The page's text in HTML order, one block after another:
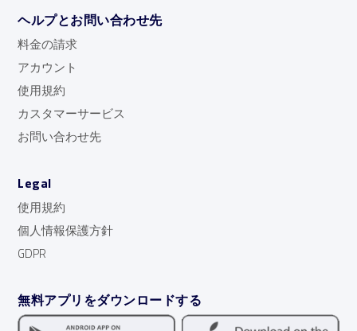
ヘルプとお問い合わせ先
料金の請求
アカウント
使用規約
カスタマーサービス
お問い合わせ先
Legal
使用規約
個人情報保護方針
GDPR
無料アプリをダウンロードする